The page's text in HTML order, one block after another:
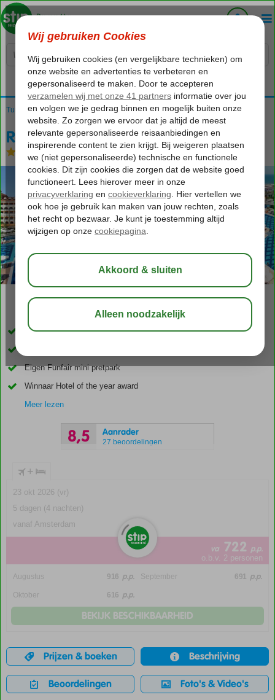
Voelt als thuiskomen...
Turkije Turkse Riviera Side Colakli Royal Alhambra Palace
Royal Alhambra Palace
Ultra All Inclusive - Hotel
aug 33°C
Direct aan het privéstrand
Eigen Funfair mini pretpark
Winnaar Hotel of the year award
Meer lezen
8,5 Aanrader
27 beoordelingen
+
23 okt 2026 (vr)
5 dagen (4 nachten)
vanaf Amsterdam
va 722 p.p.
o.b.v. 2 personen
Augustus 916 p.p. September 691 p.p.
Oktober 616 p.p.
BEKIJK BESCHIKBAARHEID
Prijzen & boeken Beschrijving
Beoordelingen Foto's & Video's